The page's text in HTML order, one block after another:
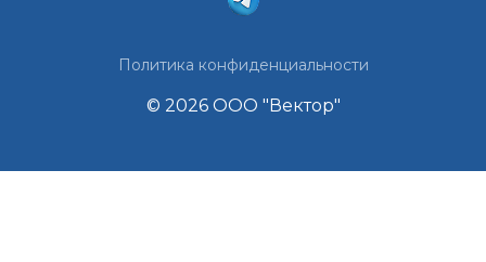
© 2026 ООО "Вектор"
Политика конфиденциальности